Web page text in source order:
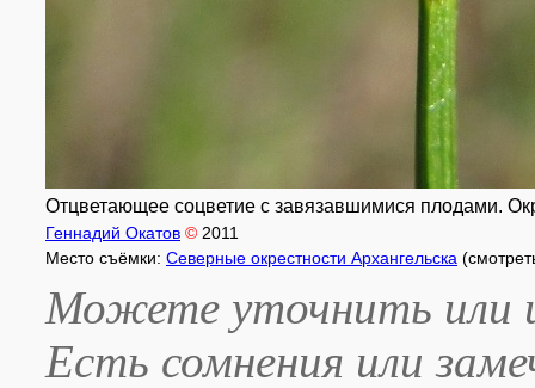
Отцветающее соцветие с завязавшимися плодами.
Геннадий Окатов © 2011
Место съёмки: Северные окрестности Архангельска
Можете уточнить или
Есть сомнения или